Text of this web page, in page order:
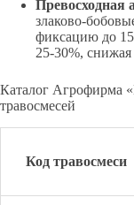
Превосходная
злаково-
фиксацию до
25-30%, снижая
Каталог Агрофирма
травосмесей
Код травосмеси